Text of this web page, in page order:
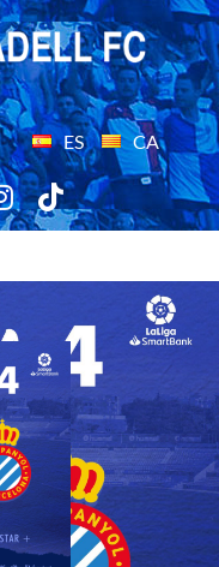
ES CA